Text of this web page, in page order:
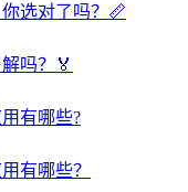
选对了吗？📏
吗？🏅
有哪些?
有哪些？